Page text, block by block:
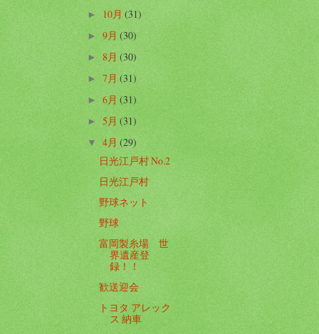
►10月(31)
►9月(30)
►8月(30)
►7月(31)
►6月(31)
►5月(31)
▼4月(29)
日光江戸村 No.2
日光江戸村
野球ネット
野球
富岡製糸場 世
界遺産登
録！！
歓送迎会
トヨタ アレック
ス 納車